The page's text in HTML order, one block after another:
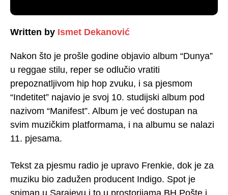
Written by Ismet Dekanović
Nakon što je prošle godine objavio album “Dunya”
u reggae stilu, reper se odlučio vratiti
prepoznatljivom hip hop zvuku, i sa pjesmom
“Indetitet” najavio je svoj 10. studijski album pod
nazivom “Manifest”. Album je već dostupan na
svim muzičkim platformama, i na albumu se nalazi
11. pjesama.
Tekst za pjesmu radio je upravo Frenkie, dok je za
muziku bio zadužen producent Indigo. Spot je
sniman u Sarajevu i to u prostorijama BH Pošte i